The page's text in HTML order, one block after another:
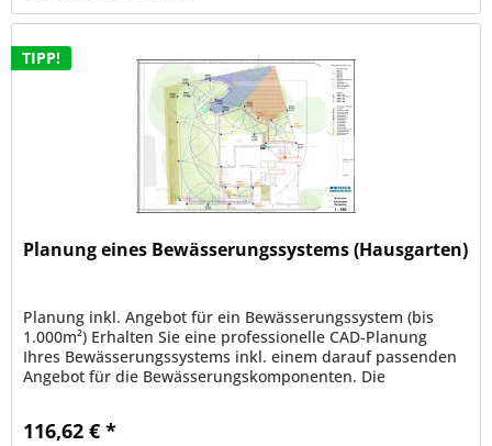
TIPP!
Planung eines Bewässerungssystems (Hausgarten)
Planung inkl. Angebot für ein Bewässerungssystem (bis
1.000m²) Erhalten Sie eine professionelle CAD-Planung
Ihres Bewässerungssystems inkl. einem darauf passenden
Angebot für die Bewässerungskomponenten. Die
116,62 € *